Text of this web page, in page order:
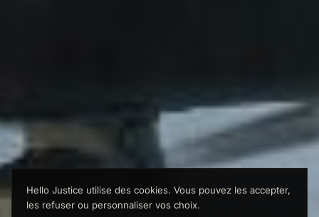
Hello Justice utilise des cookies. Vous pouvez les accepter,
les refuser ou personnaliser vos choix.